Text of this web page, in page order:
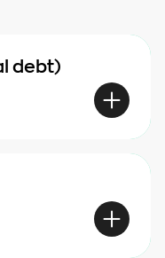
debt)